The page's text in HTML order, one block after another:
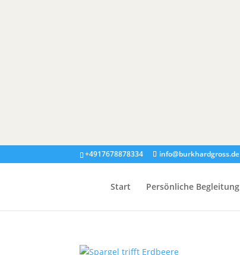
+4917678878334 info@burkhardgross.de
Start Persönliche Begleitung